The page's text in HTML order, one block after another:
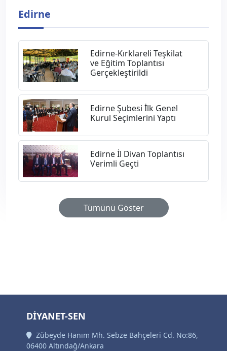
Edirne
Edirne-Kırklareli Teşkilat
ve Eğitim Toplantısı
Gerçekleştirildi
Edirne Şubesi İlk Genel
Kurul Seçimlerini Yaptı
Edirne İl Divan Toplantısı
Verimli Geçti
Tümünü Göster
DİYANET-SEN
Zübeyde Hanım Mh. Sebze Bahçeleri Cd. No:86,
06400 Altındağ/Ankara